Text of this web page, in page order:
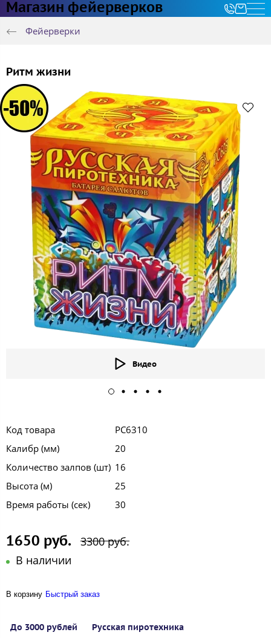
Магазин фейерверков
Фейерверки
Ритм жизни
Видео
Код товара
РС6310
Калибр (мм)
20
Количество залпов (шт) 16
Высота (м)
25
Время работы (сек)
30
1650 руб.
3300 руб.
В наличии
В корзину Быстрый заказ
До 3000 рублей Русская пиротехника